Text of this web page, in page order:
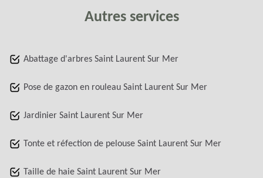
Autres services
Abattage d'arbres Saint Laurent Sur Mer
Pose de gazon en rouleau Saint Laurent Sur Mer
Jardinier Saint Laurent Sur Mer
Tonte et réfection de pelouse Saint Laurent Sur Mer
Taille de haie Saint Laurent Sur Mer